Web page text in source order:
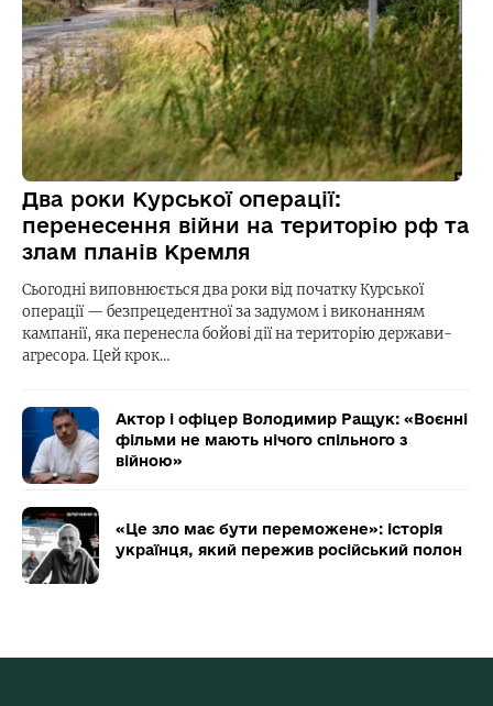
Два роки Курської операції:
перенесення війни на територію рф та
злам планів Кремля
Сьогодні виповнюється два роки від початку Курської
операції — безпрецедентної за задумом і виконанням
кампанії, яка перенесла бойові дії на територію держави-
агресора. Цей крок…
Актор і офіцер Володимир Ращук: «Воєнні
фільми не мають нічого спільного з
війною»
«Це зло має бути переможене»: історія
українця, який пережив російський полон